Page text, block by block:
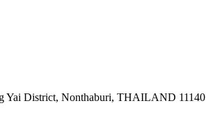
Yai District, Nonthaburi, THAILAND 11140